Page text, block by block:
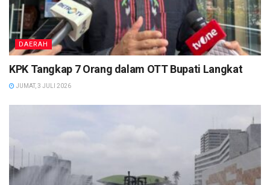
DAERAH
KPK Tangkap 7 Orang dalam OTT Bupati Langkat
JUMAT, 3 JULI 2026